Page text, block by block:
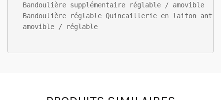
Bandoulière supplémentaire réglable / amovible
Bandoulière réglable Quincaillerie en laiton
amovible / réglable